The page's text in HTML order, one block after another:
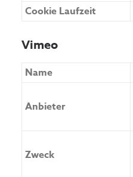
Cookie Laufzeit
Vimeo
Name
Anbieter
Zweck